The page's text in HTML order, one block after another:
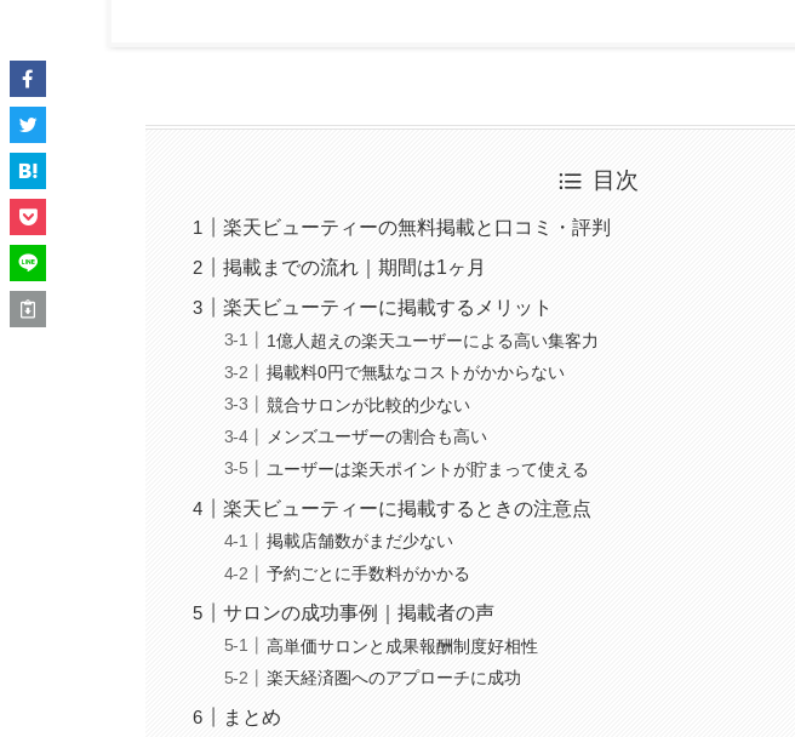
目次
楽天ビューティーの無料掲載と口コミ・評判
掲載までの流れ｜期間は1ヶ月
楽天ビューティーに掲載するメリット
1億人超えの楽天ユーザーによる高い集客力
掲載料0円で無駄なコストがかからない
競合サロンが比較的少ない
メンズユーザーの割合も高い
ユーザーは楽天ポイントが貯まって使える
楽天ビューティーに掲載するときの注意点
掲載店舗数がまだ少ない
予約ごとに手数料がかかる
サロンの成功事例｜掲載者の声
高単価サロンと成果報酬制度好相性
楽天経済圏へのアプローチに成功
まとめ